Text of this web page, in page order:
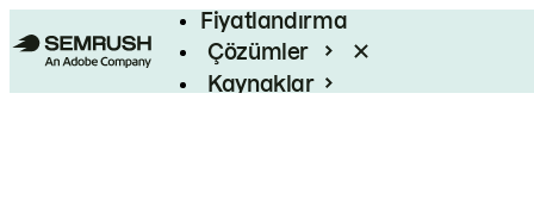
Fiyatlandırma
Çözümler
Kaynaklar